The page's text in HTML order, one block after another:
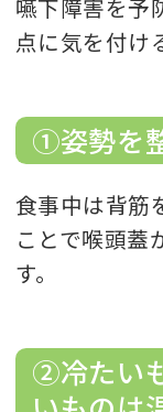
嚥下障害を予
点に気を付け
①姿勢を
食事中は背筋
ことで喉頭蓋
す。
②冷たい